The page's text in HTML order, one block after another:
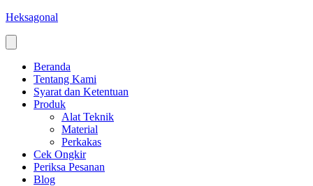
Heksagonal
Beranda
Tentang Kami
Syarat dan Ketentuan
Produk
Alat Teknik
Material
Perkakas
Cek Ongkir
Periksa Pesanan
Blog